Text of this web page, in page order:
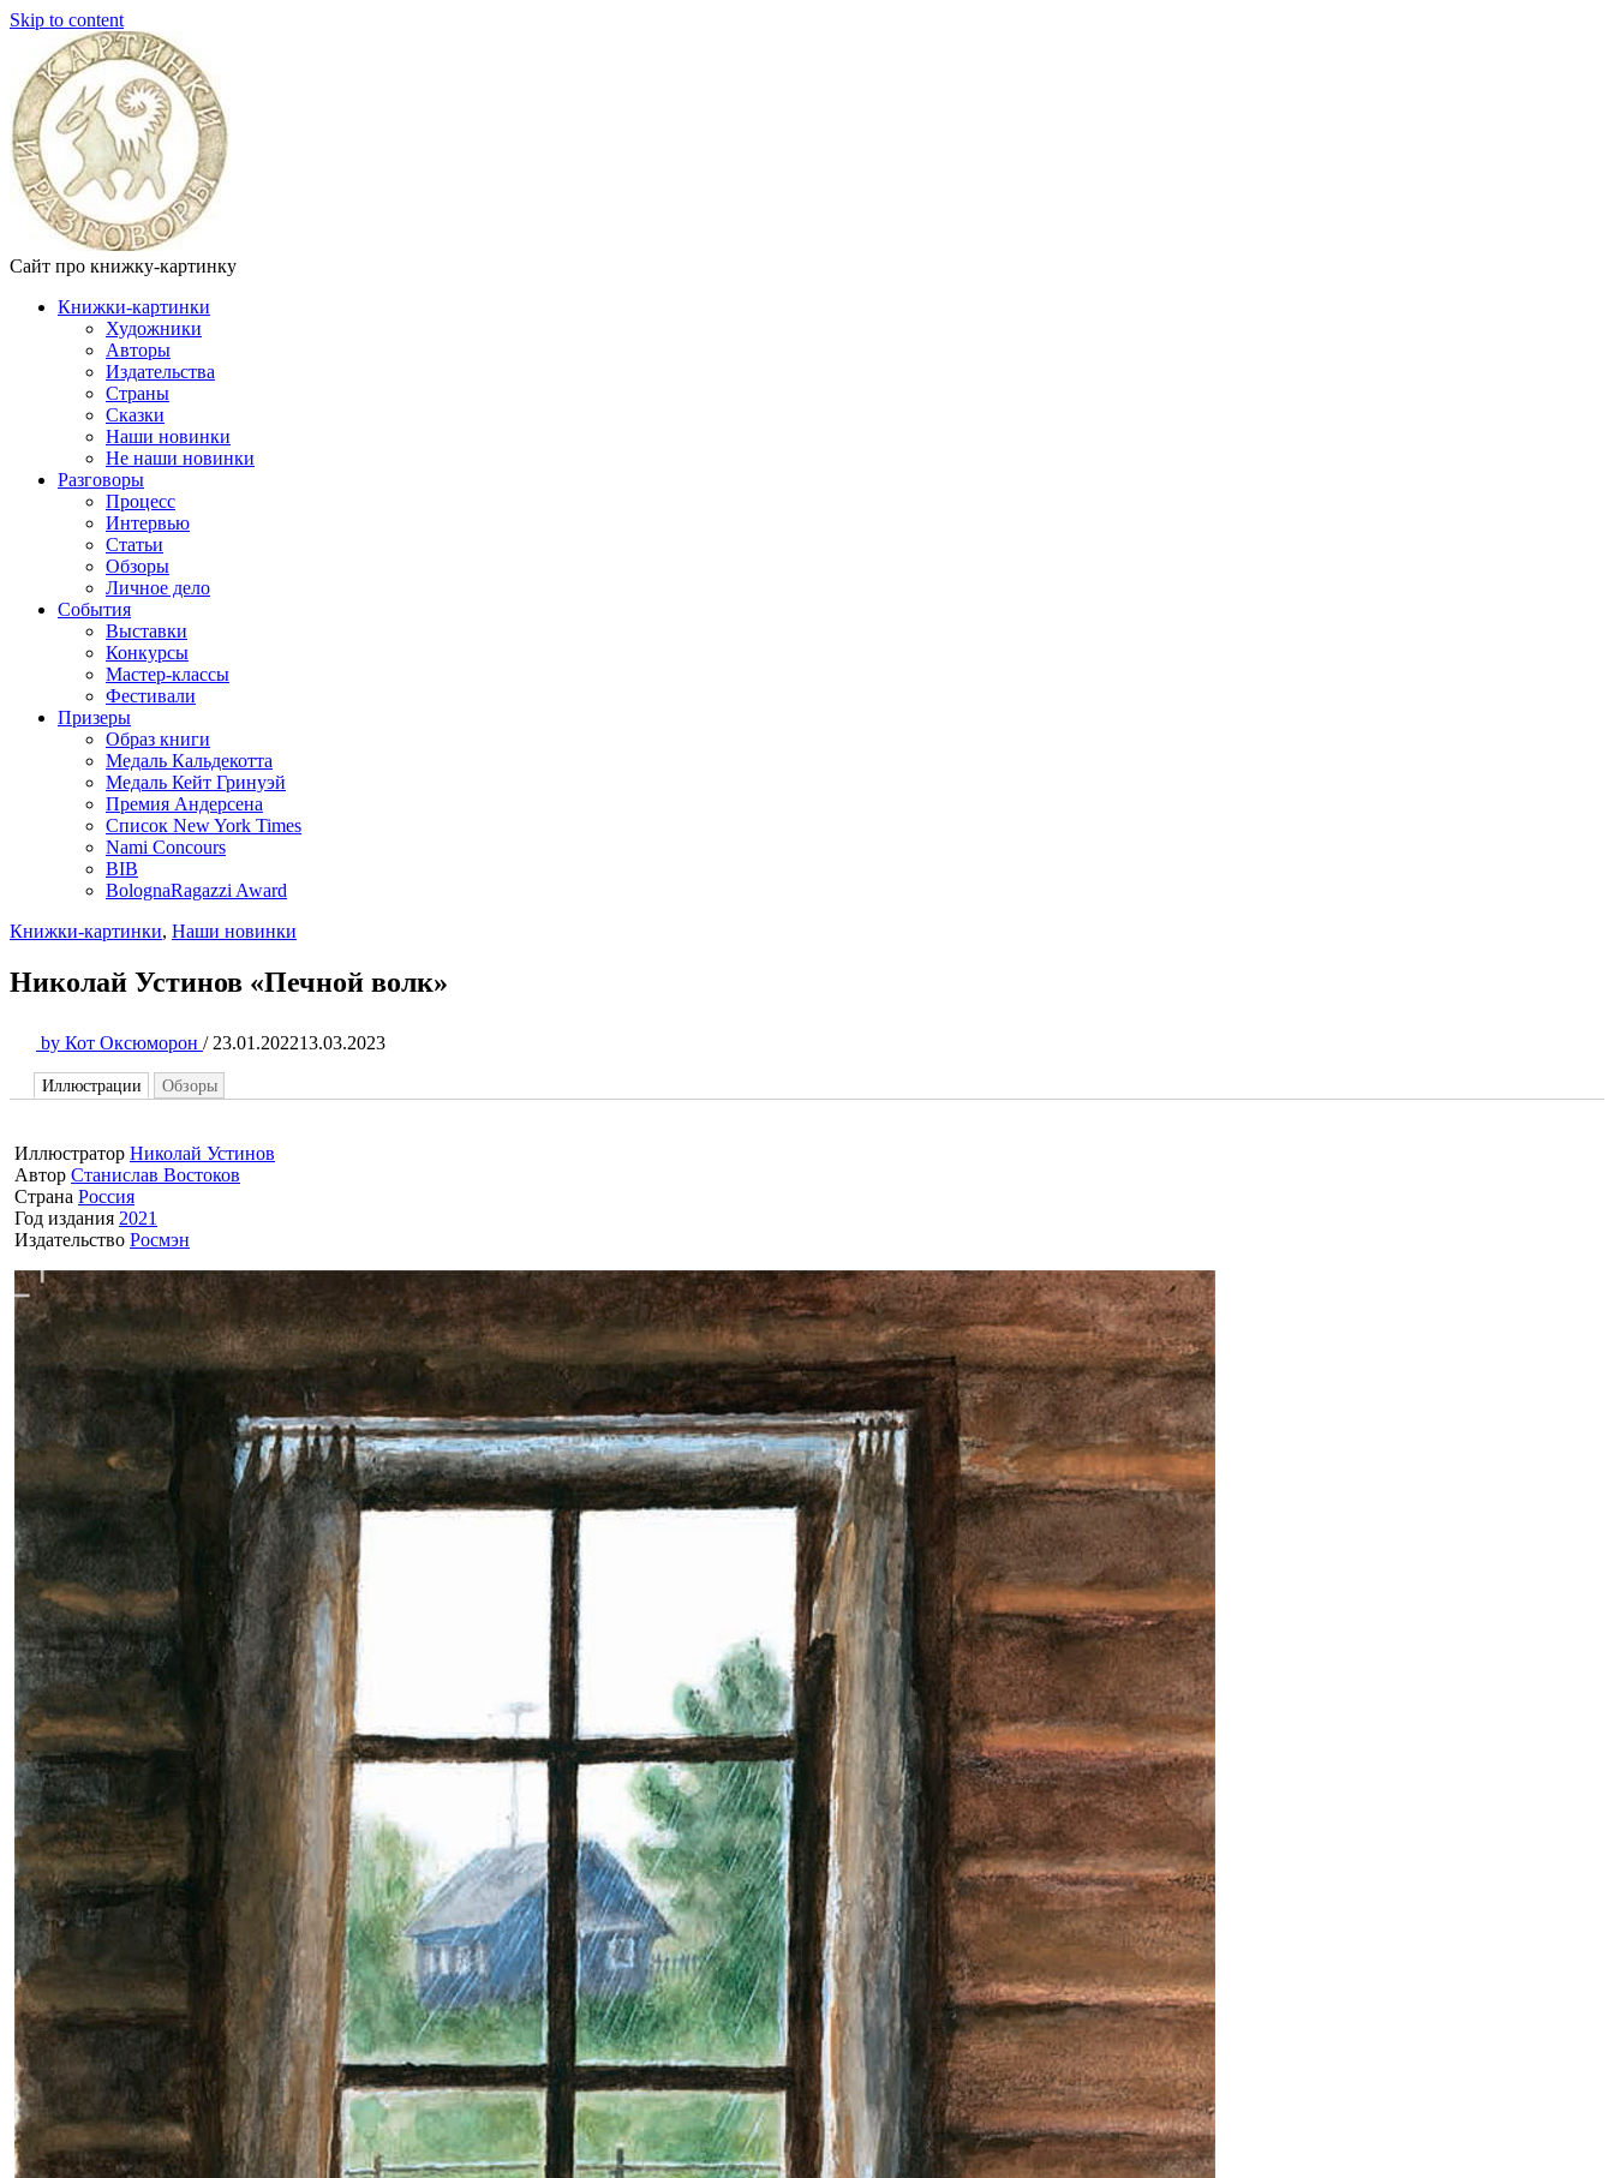
Skip to content
Сайт про книжку-картинку
Книжки-картинки
Художники
Авторы
Издательства
Страны
Сказки
Наши новинки
Не наши новинки
Разговоры
Процесс
Интервью
Статьи
Обзоры
Личное дело
События
Выставки
Конкурсы
Мастер-классы
Фестивали
Призеры
Образ книги
Медаль Кальдекотта
Медаль Кейт Гринуэй
Премия Андерсена
Список New York Times
Nami Concours
BIB
BolognaRagazzi Award
Книжки-картинки, Наши новинки
Николай Устинов «Печной волк»
by Кот Оксюморон / 23.01.202213.03.2023
Иллюстрации Обзоры
Иллюстратор Николай Устинов
Автор Станислав Востоков
Страна Россия
Год издания 2021
Издательство Росмэн